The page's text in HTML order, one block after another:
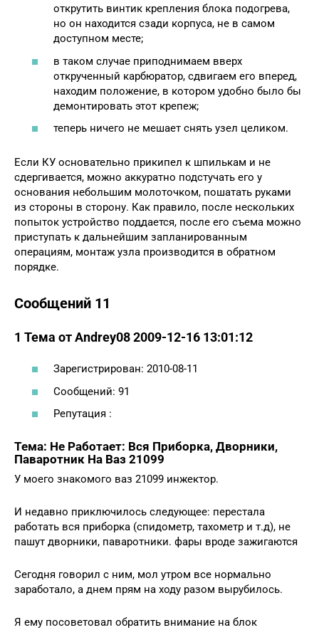
открутить винтик крепления блока подогрева,
но он находится сзади корпуса, не в самом
доступном месте;
в таком случае приподнимаем вверх
открученный карбюратор, сдвигаем его вперед,
находим положение, в котором удобно было бы
демонтировать этот крепеж;
теперь ничего не мешает снять узел целиком.
Если КУ основательно прикипел к шпилькам и не
сдергивается, можно аккуратно подстучать его у
основания небольшим молоточком, пошатать руками
из стороны в сторону. Как правило, после нескольких
попыток устройство поддается, после его съема можно
приступать к дальнейшим запланированным
операциям, монтаж узла производится в обратном
порядке.
Сообщений 11
1 Тема от Andrey08 2009-12-16 13:01:12
Зарегистрирован: 2010-08-11
Сообщений: 91
Репутация :
Тема: Не Работает: Вся Приборка, Дворники,
Паваротник На Ваз 21099
У моего знакомого ваз 21099 инжектор.
И недавно приключилось следующее: перестала
работать вся приборка (спидометр, тахометр и т.д), не
пашут дворники, паваротники. фары вроде зажигаются
Сегодня говорил с ним, мол утром все нормально
заработало, а днем прям на ходу разом вырубилось.
Я ему посоветовал обратить внимание на блок